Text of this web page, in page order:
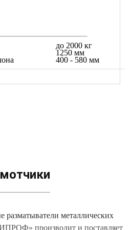
до 2000 кг
1250 мм
400 - 580 мм
разматыватели металлических
производит и поставляет